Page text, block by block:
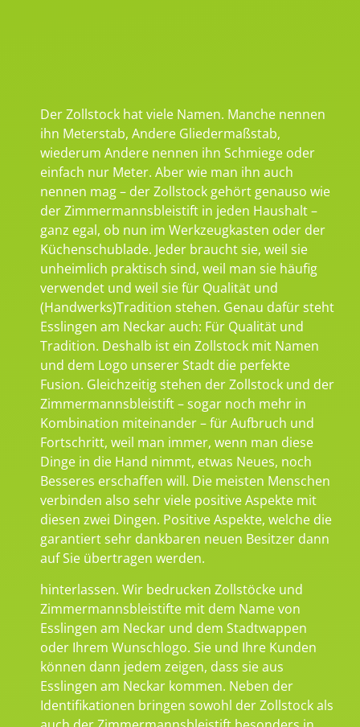
Der Zollstock hat viele Namen. Manche nennen
ihn Meterstab, Andere Gliedermaßstab,
wiederum Andere nennen ihn Schmiege oder
einfach nur Meter. Aber wie man ihn auch
nennen mag – der Zollstock gehört genauso wie
der Zimmermannsbleistift in jeden Haushalt –
ganz egal, ob nun im Werkzeugkasten oder der
Küchenschublade. Jeder braucht sie, weil sie
unheimlich praktisch sind, weil man sie häufig
verwendet und weil sie für Qualität und
(Handwerks)Tradition stehen. Genau dafür steht
Esslingen am Neckar auch: Für Qualität und
Tradition. Deshalb ist ein Zollstock mit Namen
und dem Logo unserer Stadt die perfekte
Fusion. Gleichzeitig stehen der Zollstock und der
Zimmermannsbleistift – sogar noch mehr in
Kombination miteinander – für Aufbruch und
Fortschritt, weil man immer, wenn man diese
Dinge in die Hand nimmt, etwas Neues, noch
Besseres erschaffen will. Die meisten Menschen
verbinden also sehr viele positive Aspekte mit
diesen zwei Dingen. Positive Aspekte, welche die
garantiert sehr dankbaren neuen Besitzer dann
auf Sie übertragen werden.
hinterlassen. Wir bedrucken Zollstöcke und
Zimmermannsbleistifte mit dem Name von
Esslingen am Neckar und dem Stadtwappen
oder Ihrem Wunschlogo. Sie und Ihre Kunden
können dann jedem zeigen, dass sie aus
Esslingen am Neckar kommen. Neben der
Identifikationen bringen sowohl der Zollstock als